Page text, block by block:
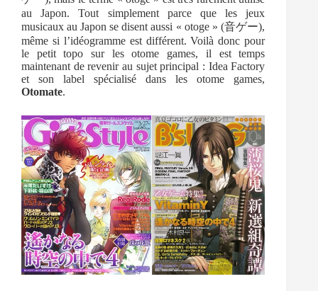
au Japon. Tout simplement parce que les jeux
musicaux au Japon se disent aussi « otoge » (音ゲー),
même si l’idéogramme est différent. Voilà donc pour
le petit topo sur les otome games, il est temps
maintenant de revenir au sujet principal : Idea Factory
et son label spécialisé dans les otome games,
Otomate.